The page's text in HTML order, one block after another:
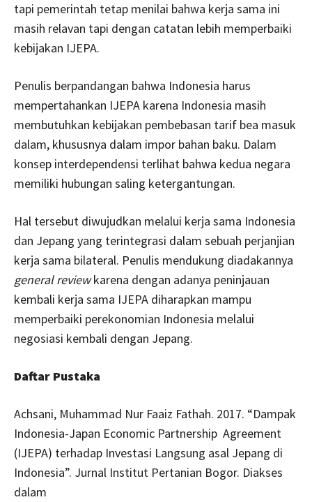
tapi pemerintah tetap menilai bahwa kerja sama ini
masih relavan tapi dengan catatan lebih memperbaiki
kebijakan IJEPA.
Penulis berpandangan bahwa Indonesia harus
mempertahankan IJEPA karena Indonesia masih
membutuhkan kebijakan pembebasan tarif bea masuk
dalam, khususnya dalam impor bahan baku. Dalam
konsep interdependensi terlihat bahwa kedua negara
memiliki hubungan saling ketergantungan.
Hal tersebut diwujudkan melalui kerja sama Indonesia
dan Jepang yang terintegrasi dalam sebuah perjanjian
kerja sama bilateral. Penulis mendukung diadakannya
general reviewkarena dengan adanya peninjauan
kembali kerja sama IJEPA diharapkan mampu
memperbaiki perekonomian Indonesia melalui
negosiasi kembali dengan Jepang.
Daftar Pustaka
Achsani, Muhammad Nur Faaiz Fathah. 2017. “Dampak
Indonesia-Japan Economic Partnership Agreement
(IJEPA) terhadap Investasi Langsung asal Jepang di
Indonesia”. Jurnal Institut Pertanian Bogor. Diakses
dalam